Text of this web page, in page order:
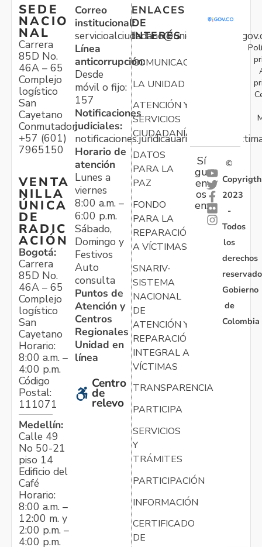
SEDE
NACIO
NAL
Carrera
85D No.
46A – 65
Complejo
logístico
San
Cayetano
Conmutador:
+57 (601)
7965150
VENTA
NILLA
ÚNICA
DE
RADIC
ACIÓN
Bogotá:
Carrera
85D No.
46A – 65
Complejo
logístico
San
Cayetano
Horario:
8:00 a.m. –
4:00 p.m.
Código
Postal:
111071
Medellín:
Calle 49
No 50-21
piso 14
Edificio del
Café
Horario:
8:00 a.m. –
12:00 m. y
2:00 p.m. –
4:00 p.m.
Correo
institucional:
Línea
anticorrupción:
Desde
móvil o fijo:
157
Notificaciones
judiciales:
Horario de
atención
Lunes a
viernes
8:00 a.m. –
6:00 p.m.
Sábado,
Domingo y
Festivos
Auto
consulta
Puntos de
Atención y
Centros
Regionales
Unidad en
línea
Centro
de
relevo
ENLACES
DE
INTERÉS
COMUNICACIONES
LA UNIDAD
ATENCIÓN Y
SERVICIOS
CIUDADANÍA
DATOS
PARA LA
PAZ
FONDO
PARA LA
REPARACIÓN
A VÍCTIMAS
SNARIV-
SISTEMA
NACIONAL
DE
ATENCIÓN Y
REPARACIÓN
INTEGRAL A
VÍCTIMAS
TRANSPARENCIA
PARTICIPA
SERVICIOS
Y
TRÁMITES
PARTICIPACIÓN
INFORMACIÓN
CERTIFICADO
DE
Sí
gu
en
os
en:
©
Copyrigth
2023
-
Todos
los
derechos
Gobierno
de
Colombia